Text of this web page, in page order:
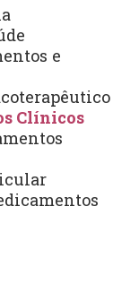
e
Clínicos
ser solicitada
de forma
podem incluir a
incluem a
colesterol
corporal, a
e
A análise de
tem como
do paciente, da